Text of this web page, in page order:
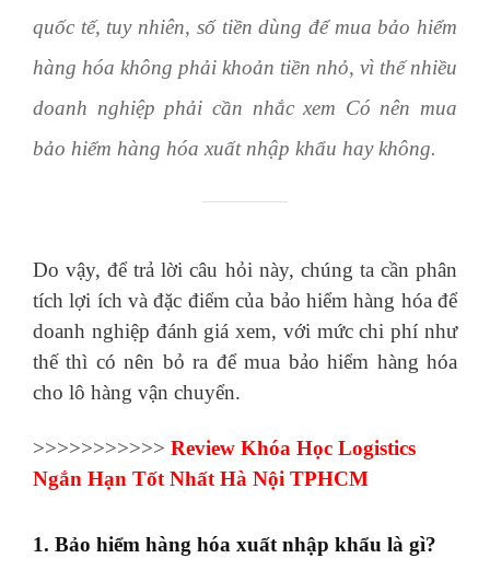
quốc tế, tuy nhiên, số tiền dùng để mua bảo hiểm
hàng hóa không phải khoản tiền nhỏ, vì thế nhiều
doanh nghiệp phải cần nhắc xem Có nên mua
bảo hiểm hàng hóa xuất nhập khẩu hay không.
Do vậy, để trả lời câu hỏi này, chúng ta cần phân
tích lợi ích và đặc điểm của bảo hiểm hàng hóa để
doanh nghiệp đánh giá xem, với mức chi phí như
thế thì có nên bỏ ra để mua bảo hiểm hàng hóa
cho lô hàng vận chuyển.
>>>>>>>>>>> Review Khóa Học Logistics
Ngắn Hạn Tốt Nhất Hà Nội TPHCM
1. Bảo hiểm hàng hóa xuất nhập khẩu là gì?